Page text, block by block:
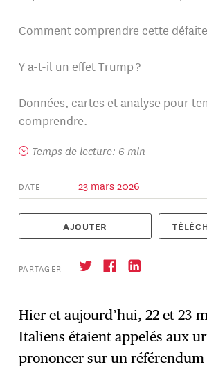
Comment comprendre cette
Y a-t-il un effet Trump ?
Données, cartes et analyse pour
comprendre.
Temps de lecture: 6 min
DATE 23 mars 2026
AJOUTER
PARTAGER
→
Hier et aujourd’hui, 22 et 23
Italiens étaient appelés aux
prononcer sur un